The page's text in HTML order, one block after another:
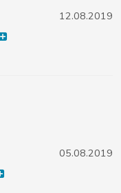
12.08.2019
05.08.2019